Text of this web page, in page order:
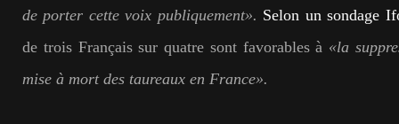
de porter cette voix publiquement». Selon un sondage
de trois Français sur quatre sont favorables à «la
mise à mort des taureaux en France».